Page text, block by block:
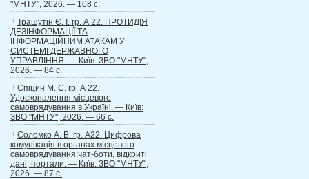
"МНТУ", 2026. — 108 с.
Трашутін Є. І. гр. А 22. ПРОТИДІЯ
ДЕЗІНФОРМАЦІЇ ТА
ІНФОРМАЦІЙНИМ АТАКАМ У
СИСТЕМІ ДЕРЖАВНОГО
УПРАВЛІННЯ. — Київ: ЗВО "МНТУ",
2026. — 84 с.
Спіцин М. С. гр. А 22.
Удосконалення місцевого
самоврядування в Україні. — Київ:
ЗВО "МНТУ", 2026. — 66 с.
Соломко А. В. гр. А22. Цифрова
комунікація в органах місцевого
самоврядування:чат-боти, відкриті
дані, портали. — Київ: ЗВО "МНТУ",
2026. — 87 с.